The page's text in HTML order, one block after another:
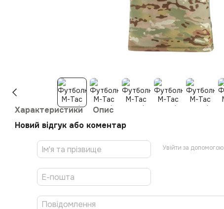
Характеристики
Опис
Новий відгук або коментар
Увійти за допомогою